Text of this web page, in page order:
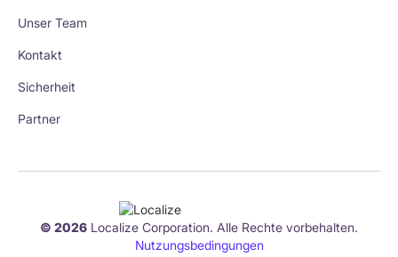
Unser Team
Kontakt
Sicherheit
Partner
© 2026 Localize Corporation. Alle Rechte vorbehalten.
Nutzungsbedingungen